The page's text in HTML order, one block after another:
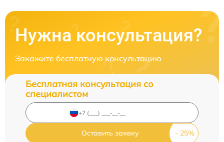
Нужна консультация?
Закажите бесплатную консультацию
Бесплатная консультация со
специалистом
Оставить заявку